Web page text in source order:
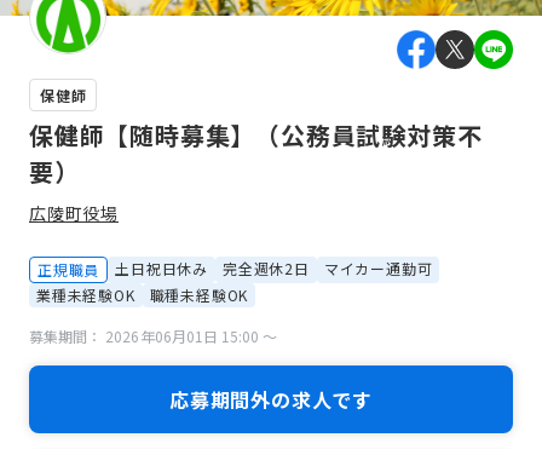
保健師
保健師【随時募集】（公務員試験対策不
要）
広陵町役場
正規職員 土日祝日休み 完全週休2日
マイカー通勤可
業種未経験OK
職種未経験OK
募集期間： 2026年06月01日 15:00 〜
応募期間外の求人です